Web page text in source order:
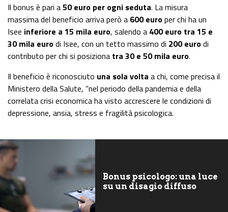
Il bonus è pari a50 euro per ogni seduta. La misura
massima del beneficio arriva però a 600 europer chi ha un
Isee inferiore a 15 mila euro, salendo a 400 euro tra 15 e
30 mila eurodi Isee, con un tetto massimo di 200 eurodi
contributo per chi si posiziona tra 30 e 50 mila euro.
Il beneficio è riconosciuto una sola volta a chi, come precisa il
Ministero della Salute, “nel periodo della pandemia e della
correlata crisi economica ha visto accrescere le condizioni di
depressione, ansia, stress e fragilità psicologica.
Bonus psicologo: una luce
su un disagio diffuso